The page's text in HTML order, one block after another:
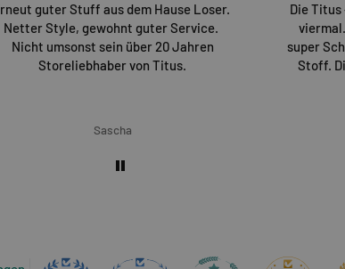
guter Stuff aus dem Hause Loser.
Netter Style, gewohnt guter Service.
Nicht umsonst sein über 20 Jahren
Storeliebhaber von Titus.
Sascha
Die Titus
super
Stoff.